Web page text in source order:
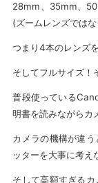
28mm、35mm、
(ズームレンズではな
つまり4本のレンズ
そしてフルサイズ！
普段使っている
明書を読みながらカ
カメラの機構が違
ッターを大事に考え
そして高額すぎるカ